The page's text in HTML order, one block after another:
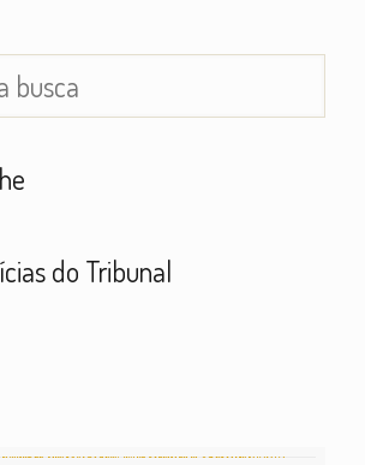
do Tribunal